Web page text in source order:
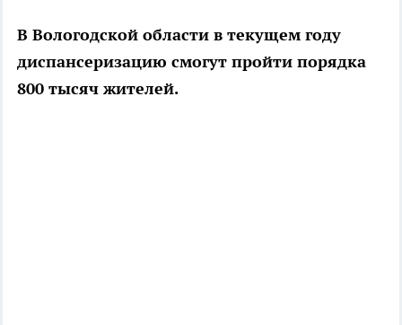
В Вологодской области в текущем году
диспансеризацию смогут пройти порядка
800 тысяч жителей.